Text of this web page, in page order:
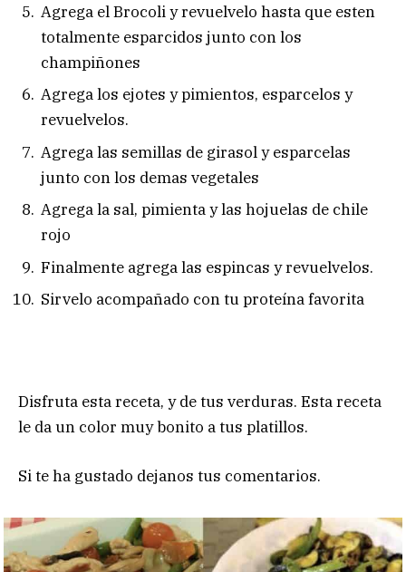
Agrega el Brocoli y revuelvelo hasta que esten
totalmente esparcidos junto con los
champiñones
Agrega los ejotes y pimientos, esparcelos y
revuelvelos.
Agrega las semillas de girasol y esparcelas
junto con los demas vegetales
Agrega la sal, pimienta y las hojuelas de chile
rojo
Finalmente agrega las espincas y revuelvelos.
Sirvelo acompañado con tu proteína favorita
Disfruta esta receta, y de tus verduras. Esta receta
le da un color muy bonito a tus platillos.
Si te ha gustado dejanos tus comentarios.